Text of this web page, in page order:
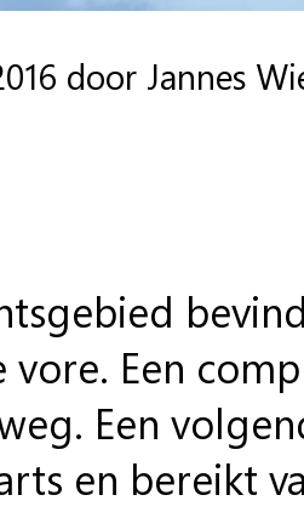
door Jannes
vore. Een
Een
en bereikt